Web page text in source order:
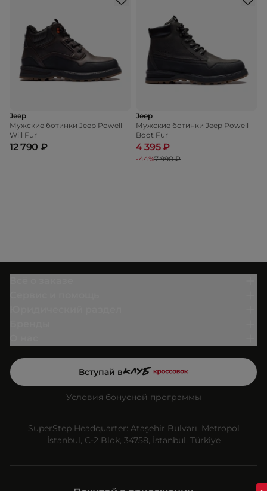
Jeep
Мужские ботинки Jeep Powell
Will Fur
12 790 ₽
Jeep
Мужские ботинки Jeep Powell
Boot Fur
4 395 ₽
-44%7 990 ₽
Вступай в
Условия бонусной программы
SuperStep Headquarter: Ataşehir Bulvarı, Metropol
İstanbul, C-2 Blok, 34758, İstanbul, Türkiye